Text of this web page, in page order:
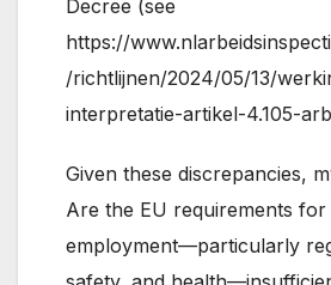
Decree (see
https://
/richtlijnen/2024/05/13/
interpretatie-artikel-4.105-
Given these discrepancies,
Are the EU requirements
employment—particularly